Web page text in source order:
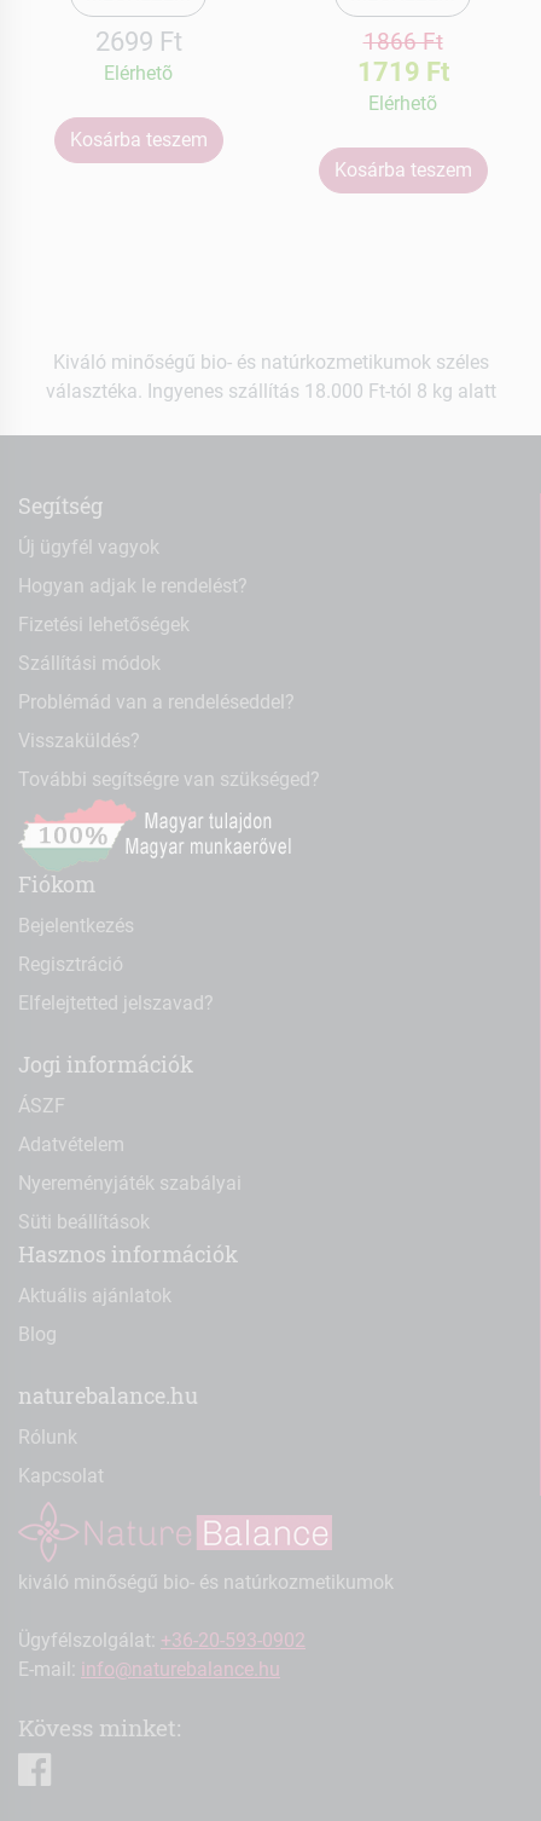
2699 Ft
Elérhetõ
Kosárba teszem
1866 Ft
1719 Ft
Elérhetõ
Kosárba teszem
Kiváló minőségű bio- és natúrkozmetikumok széles
választéka. Ingyenes szállítás 18.000 Ft-tól 8 kg alatt
Segítség
Új ügyfél vagyok
Hogyan adjak le rendelést?
Fizetési lehetőségek
Szállítási módok
Problémád van a rendeléseddel?
Visszaküldés?
További segítségre van szükséged?
Fiókom
Bejelentkezés
Regisztráció
Elfelejtetted jelszavad?
Jogi információk
ÁSZF
Adatvételem
Nyereményjáték szabályai
Süti beállítások
Hasznos információk
Aktuális ajánlatok
Blog
naturebalance.hu
Rólunk
Kapcsolat
kiváló minőségű bio- és natúrkozmetikumok
Ügyfélszolgálat: +36-20-593-0902
E-mail: info@naturebalance.hu
Kövess minket: